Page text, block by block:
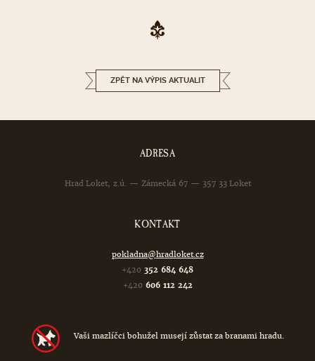
ZPĚT NA VÝPIS AKTUALIT
ADRESA
Hrad Loket, z.ú. — Zámecká 67 — 357 33 Loket
KONTAKT
pokladna@hradloket.cz
+420 352 684 648
+420 606 112 242
Vaši mazlíčci bohužel musejí zůstat za branami hradu.